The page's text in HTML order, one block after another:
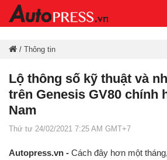
/ Thông tin
Lộ thông số kỹ thuật và
trên Genesis GV80 chính
Nam
Thứ tư 24/02/2021 7:25 AM GMT+7
Autopress.vn - Cách đây hơn một